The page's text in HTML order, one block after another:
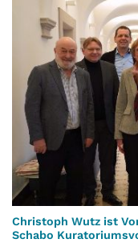
Christoph Wutz ist
Schabo